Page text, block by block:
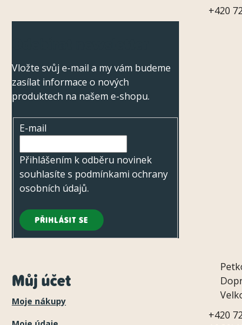
Vložte svůj e-mail a my vám budeme
zasílat informace o nových
produktech na našem e-shopu.
E-mail
Přihlášením k odběru novinek
souhlasíte s podmínkami ochrany
osobních údajů.
PŘIHLÁSIT SE
+420
Můj účet
Moje nákupy
+420